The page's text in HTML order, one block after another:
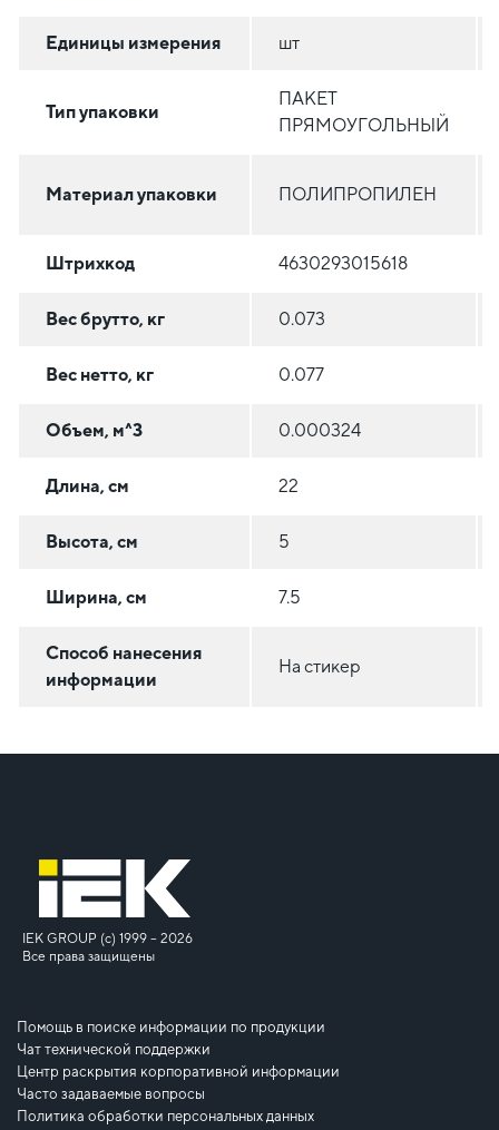
Единицы измерения шт
Тип упаковки
ПАКЕТ
ПРЯМОУГОЛЬНЫЙ
Материал упаковки ПОЛИПРОПИЛЕН
Штрихкод 4630293015618
Вес брутто, кг 0.073
Вес нетто, кг 0.077
Объем, м^3 0.000324
Длина, см 22
Высота, см 5
Ширина, см 7.5
Способ нанесения
информации
На стикер
IEK GROUP (c) 1999 – 2026
Все права защищены
Помощь в поиске информации по продукции
Чат технической поддержки
Центр раскрытия корпоративной информации
Часто задаваемые вопросы
Политика обработки персональных данных